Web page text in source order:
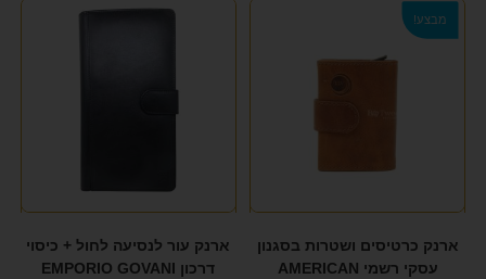
מבצע!
ארנק כרטיסים ושטרות בסגנון
עסקי רשמי AMERICAN
ארנק עור לנסיעה לחול + כיסוי
דרכון EMPORIO GOVANI